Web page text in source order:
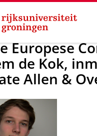
Europese
de Kok,
Allen &